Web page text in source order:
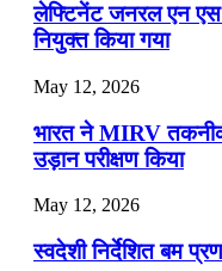
लेफ्टिनेंट जनरल एन एस
नियुक्त किया गया
May 12, 2026
भारत ने MIRV
उड़ान परीक्षण किया
May 12, 2026
स्वदेशी निर्देशित बम